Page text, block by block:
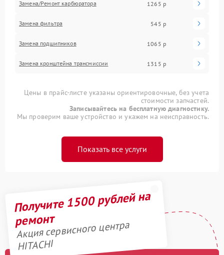
Замена/Pемонт карбюратора 1265 р
Замена фильтра 545 р
Замена подшипников 1065 р
Замена кронштейна трансмиссии 1315 р
Цены в прайс-листе указаны ориентировочные, без учета
стоимости запчастей.
Записывайтесь на бесплатную диагностику.
Мы проверим ваше устройство и укажем на неисправность.
Показать все услуги
Получите 1500 рублей на
ремонт
Акция сервисного центра
HITACHI